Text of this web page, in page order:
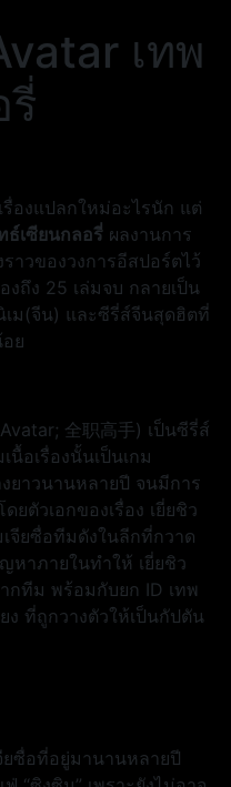
เทพ
องแปลกใหม่อะไรนัก แต่
ธ์เซียนกลอรี่ ผลงานการ
าวของวงการอีสปอร์ตไว้
ถึง 25 เล่มจบ กลายเป็น
ม(จีน) และซีรี่ส์จีนสุดฮิตที่
ย
全职高手) เป็นซีรี่ส์
อเรื่องนั้นเป็นเกม
ยาวนานหลายปี จนมีการ
ตัวเอกของเรื่อง เยี่ยชิว
เจียซื่อทีมดังในลีกที่กวาด
หาภายในทำให้ เยี่ยชิว
กทีม พร้อมกับยก ID เทพ
ง ที่ถูกวางตัวให้เป็นกัปตัน
ยซื่อที่อยู่มานานหลายปี